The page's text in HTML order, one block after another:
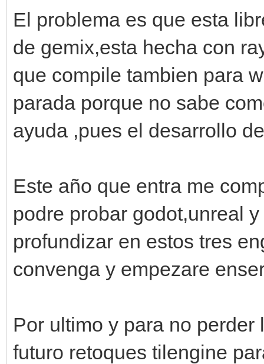
El problema es que esta
de gemix,esta hecha con
que compile tambien para
parada porque no sabe
ayuda ,pues el desarrollo
Este año que entra me
podre probar godot,unreal
profundizar en estos tres
convenga y empezare
Por ultimo y para no
futuro retoques tilengine